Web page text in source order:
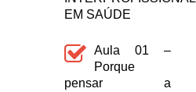
EM SAÚDE
Aula 01 –
Porque
pensar a